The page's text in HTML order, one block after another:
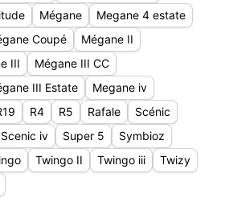
Mégane
Megane 4 estate
Coupé
Mégane II
III
Mégane III CC
III Estate
Megane iv
R4 R5 Rafale
Scénic
Scenic iv Super 5
Symbioz
Twingo II Twingo iii
Twizy